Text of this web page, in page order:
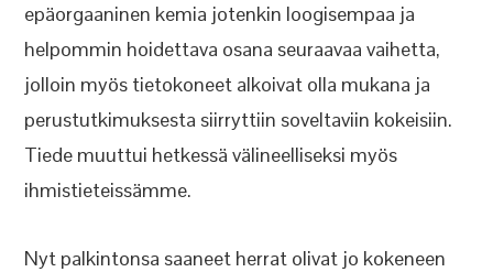
epäorgaaninen kemia jotenkin loogisempaa ja
helpommin hoidettava osana seuraavaa vaihetta,
jolloin myös tietokoneet alkoivat olla mukana ja
perustutkimuksesta siirryttiin soveltaviin kokeisiin.
Tiede muuttui hetkessä välineelliseksi myös
ihmistieteissämme.
Nyt palkintonsa saaneet herrat olivat jo kokeneen